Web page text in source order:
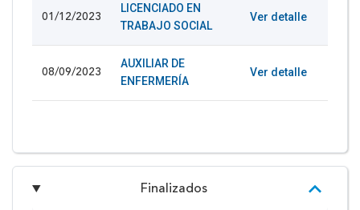
01/12/2023
LICENCIADO EN
TRABAJO SOCIAL
Ver detalle
08/09/2023
AUXILIAR DE
ENFERMERÍA
Ver detalle
Finalizados